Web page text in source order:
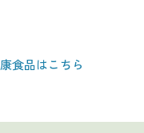
食品はこちら